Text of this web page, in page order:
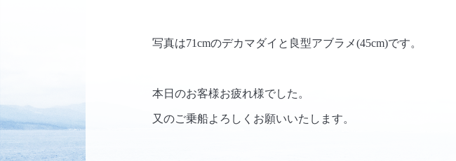
写真は71cmのデカマダイと良型アブラメ(45cm)です。
本日のお客様お疲れ様でした。
又のご乗船よろしくお願いいたします。